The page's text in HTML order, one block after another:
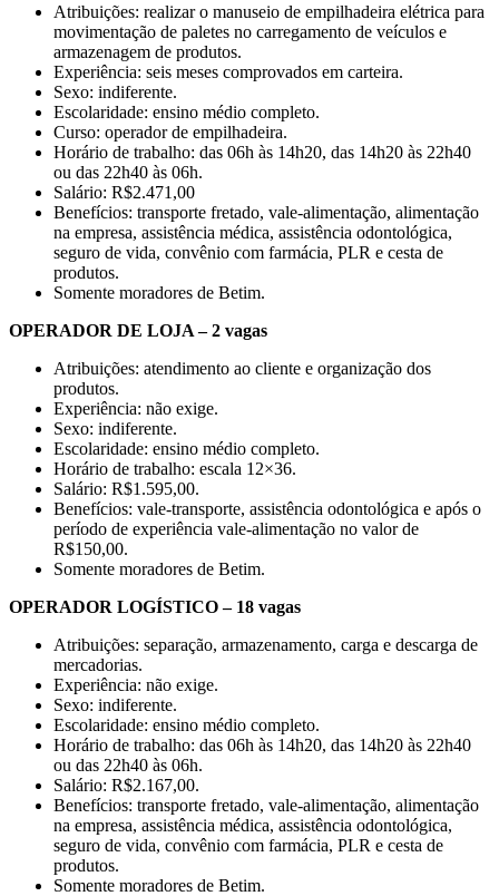
Atribuições: realizar o manuseio de empilhadeira elétrica para
movimentação de paletes no carregamento de veículos e
armazenagem de produtos.
Experiência: seis meses comprovados em carteira.
Sexo: indiferente.
Escolaridade: ensino médio completo.
Curso: operador de empilhadeira.
Horário de trabalho: das 06h às 14h20, das 14h20 às 22h40
ou das 22h40 às 06h.
Salário: R$2.471,00
Benefícios: transporte fretado, vale-alimentação, alimentação
na empresa, assistência médica, assistência odontológica,
seguro de vida, convênio com farmácia, PLR e cesta de
produtos.
Somente moradores de Betim.
OPERADOR DE LOJA – 2 vagas
Atribuições: atendimento ao cliente e organização dos
produtos.
Experiência: não exige.
Sexo: indiferente.
Escolaridade: ensino médio completo.
Horário de trabalho: escala 12×36.
Salário: R$1.595,00.
Benefícios: vale-transporte, assistência odontológica e após o
período de experiência vale-alimentação no valor de
R$150,00.
Somente moradores de Betim.
OPERADOR LOGÍSTICO – 18 vagas
Atribuições: separação, armazenamento, carga e descarga de
mercadorias.
Experiência: não exige.
Sexo: indiferente.
Escolaridade: ensino médio completo.
Horário de trabalho: das 06h às 14h20, das 14h20 às 22h40
ou das 22h40 às 06h.
Salário: R$2.167,00.
Benefícios: transporte fretado, vale-alimentação, alimentação
na empresa, assistência médica, assistência odontológica,
seguro de vida, convênio com farmácia, PLR e cesta de
produtos.
Somente moradores de Betim.